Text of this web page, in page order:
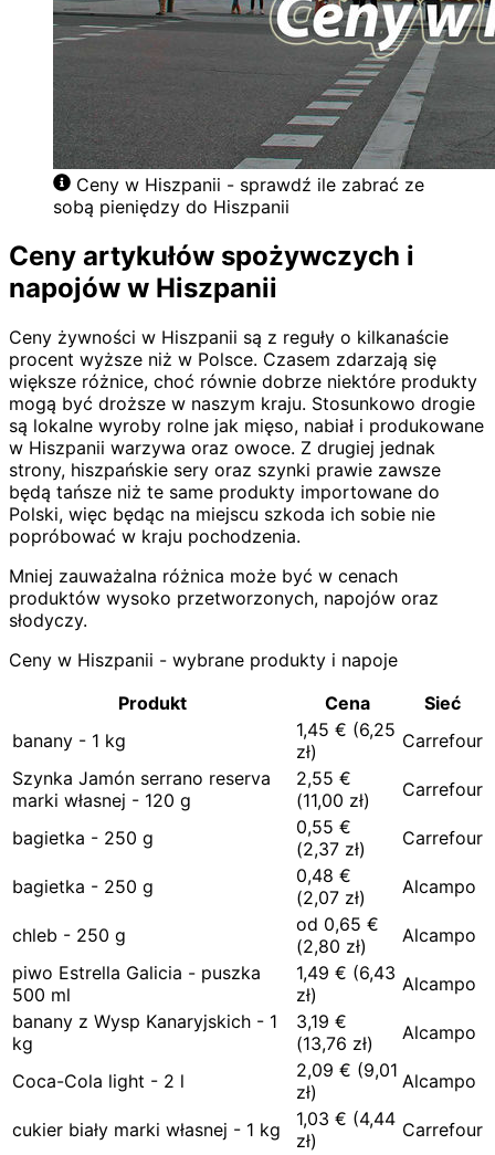
Ceny w Hiszpanii - sprawdź ile zabrać ze
sobą pieniędzy do Hiszpanii
Ceny artykułów spożywczych i
napojów w Hiszpanii
Ceny żywności w Hiszpanii są z reguły o kilkanaście
procent wyższe niż w Polsce. Czasem zdarzają się
większe różnice, choć równie dobrze niektóre produkty
mogą być droższe w naszym kraju. Stosunkowo drogie
są lokalne wyroby rolne jak mięso, nabiał i produkowane
w Hiszpanii warzywa oraz owoce. Z drugiej jednak
strony, hiszpańskie sery oraz szynki prawie zawsze
będą tańsze niż te same produkty importowane do
Polski, więc będąc na miejscu szkoda ich sobie nie
popróbować w kraju pochodzenia.
Mniej zauważalna różnica może być w cenach
produktów wysoko przetworzonych, napojów oraz
słodyczy.
Ceny w Hiszpanii - wybrane produkty i napoje
Produkt
Cena
Sieć
banany - 1 kg
1,45 € (6,25
zł)
Carrefour
Szynka Jamón serrano reserva
marki własnej - 120 g
2,55 €
(11,00 zł) Carrefour
bagietka - 250 g 0,55 €
(2,37 zł) Carrefour
bagietka - 250 g 0,48 €
(2,07 zł) Alcampo
chleb - 250 g od 0,65 €
(2,80 zł)
Alcampo
piwo Estrella Galicia - puszka
500 ml
1,49 € (6,43
zł)
Alcampo
banany z Wysp Kanaryjskich - 1
kg
3,19 €
(13,76 zł) Alcampo
Coca-Cola light - 2 l 2,09 € (9,01
zł)
Alcampo
cukier biały marki własnej - 1 kg 1,03 € (4,44
zł)
Carrefour